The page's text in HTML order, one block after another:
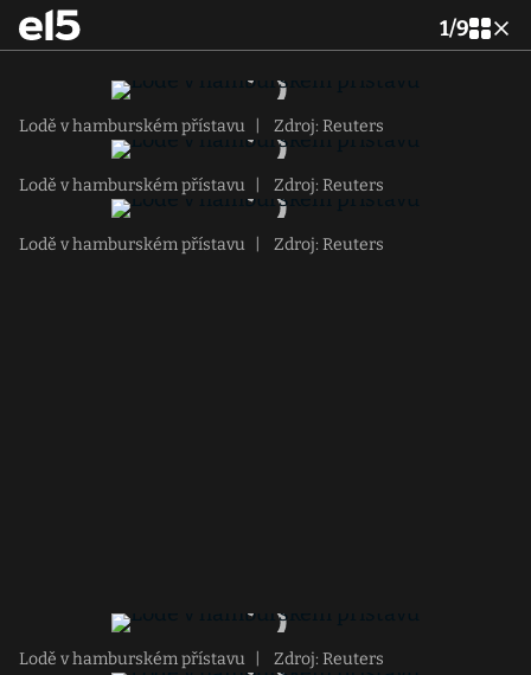
1/9
Lodě v hamburském přístavu Zdroj: Reuters
Lodě v hamburském přístavu Zdroj: Reuters
Lodě v hamburském přístavu Zdroj: Reuters
Lodě v hamburském přístavu Zdroj: Reuters